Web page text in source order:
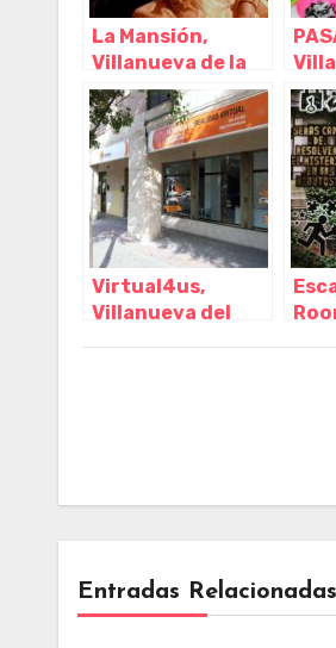
La Mansión,
Villanueva de la
Cañada – Madrid
Virtual4us,
Villanueva del
Entradas Relacionadas